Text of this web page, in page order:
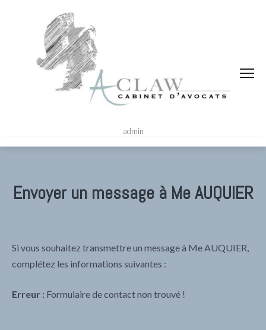
admin
Envoyer un message à Me AUQUIER
Si vous souhaitez transmettre un message à Me AUQUIER,
complétez les informations suivantes :
Erreur : Formulaire de contact non trouvé !